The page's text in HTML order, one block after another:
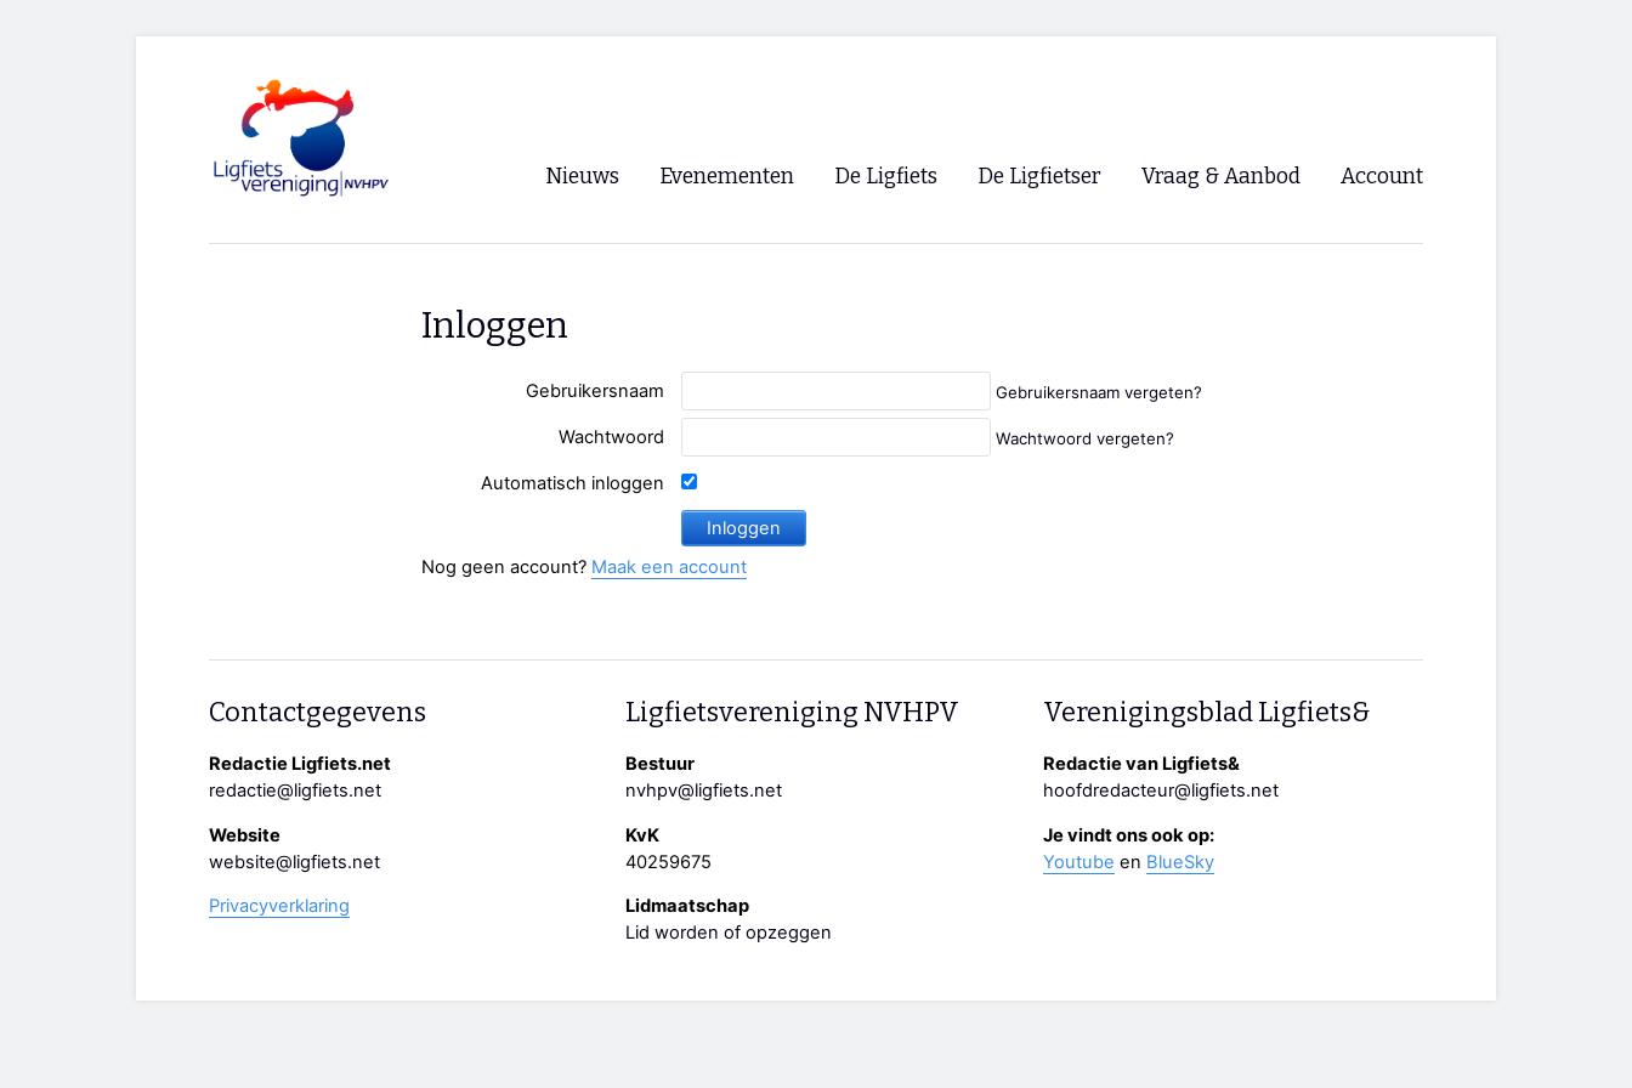
Nieuws Evenementen
Paastreffen
Oliebollentocht
De Ligfiets De Ligfietser
Lokale Fietsverenigingen
Vraag & Aanbod Account
Inloggen
Gebruikersnaam Gebruikersnaam vergeten?
Wachtwoord Wachtwoord vergeten?
Automatisch inloggen
Nog geen account? Maak een account
Contactgegevens
Redactie Ligfiets.net
redactie@ligfiets.net
Website
website@ligfiets.net
Privacyverklaring
Ligfietsvereniging NVHPV
Bestuur
nvhpv@ligfiets.net
KvK
40259675
Lidmaatschap
Lid worden of opzeggen
Verenigingsblad Ligfiets&
Redactie van Ligfiets&
hoofdredacteur@ligfiets.net
Je vindt ons ook op:
Youtube en BlueSky